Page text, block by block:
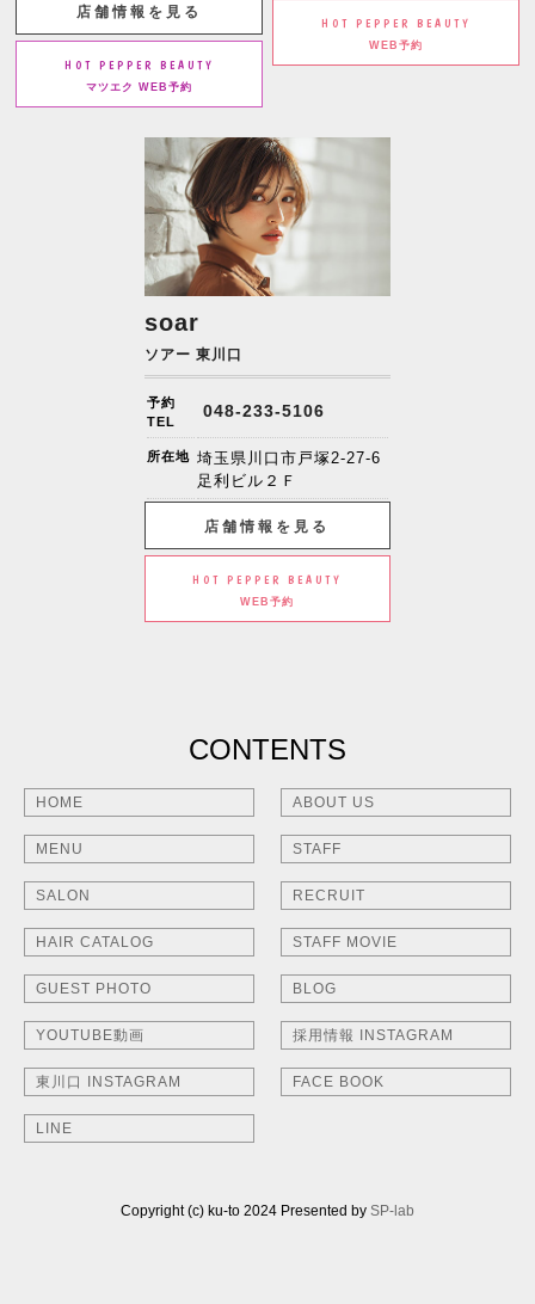
店舗情報を見る
HOT PEPPER BEAUTY
マツエク WEB予約
HOT PEPPER BEAUTY
WEB予約
soar
ソアー 東川口
予約
TEL
048-233-5106
所在地 埼玉県川口市戸塚2-27-6
足利ビル２Ｆ
店舗情報を見る
HOT PEPPER BEAUTY
WEB予約
CONTENTS
HOME ABOUT US
MENU STAFF
SALON RECRUIT
HAIR CATALOG STAFF MOVIE
GUEST PHOTO BLOG
YOUTUBE動画 採用情報 INSTAGRAM
東川口 INSTAGRAM FACE BOOK
LINE
Copyright (c) ku-to 2024 Presented by SP-lab